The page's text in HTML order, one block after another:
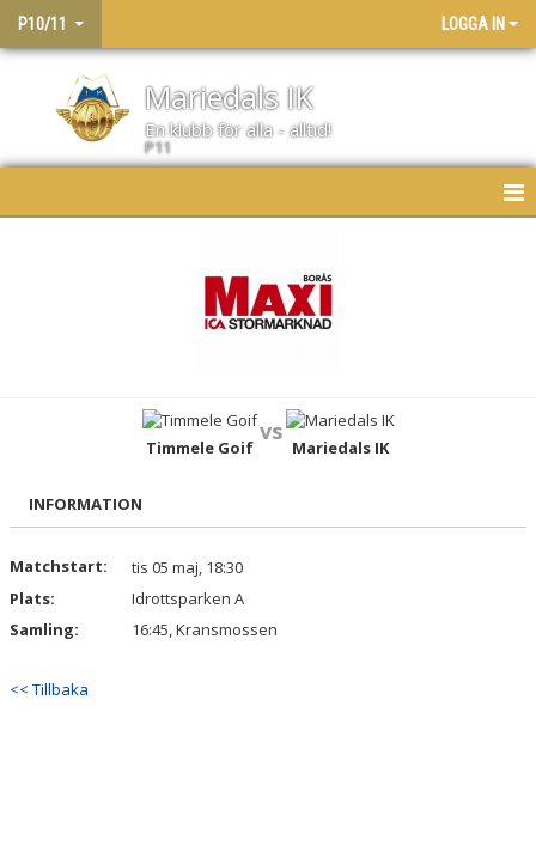
P10/11 LOGGA IN
Mariedals IK
En klubb för alla - alltid!
P11
BILDGALLERI
KONTAKT
Timmele Goif
vs
Mariedals IK
INFORMATION
Matchstart:
tis 05 maj, 18:30
Plats:
Idrottsparken A
Samling:
16:45, Kransmossen
<< Tillbaka